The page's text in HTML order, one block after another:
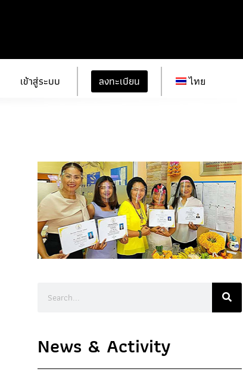
เข้าสู่ระบบ ลงทะเบียน ไทย
News & Activity